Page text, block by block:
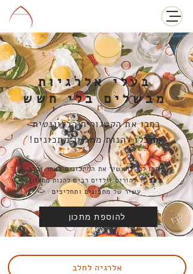
בעלי אלרגיות
מבשלים בלי חשש
בחרו את הקטגוריה הרלוונטית
ותוכלו להנות ממגוון מתכונים!
עזרו לנו להעשיר את המתכונים באתר ובכך
לאפשר להורים וילדים רבים להנות ממגוון
עשיר של מתכונים ותחליפים
להוספת מתכון
אלרגיה לחלב